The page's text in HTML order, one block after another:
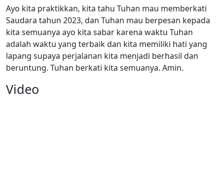
Ayo kita praktikkan, kita tahu Tuhan mau memberkati
Saudara tahun 2023, dan Tuhan mau berpesan kepada
kita semuanya ayo kita sabar karena waktu Tuhan
adalah waktu yang terbaik dan kita memiliki hati yang
lapang supaya perjalanan kita menjadi berhasil dan
beruntung. Tuhan berkati kita semuanya. Amin.
Video